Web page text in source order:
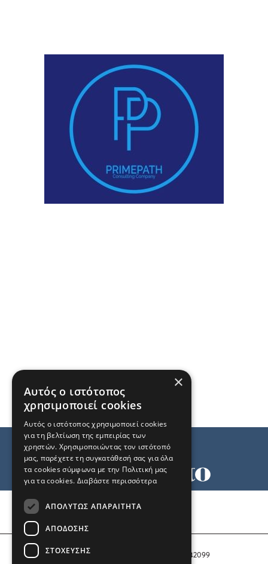
Αριθμός Πιστοποίησης Μ.Η.Τ. 242099
×
Αυτός ο ιστότοπος
χρησιμοποιεί cookies
Αυτός ο ιστότοπος χρησιμοποιεί cookies
για τη βελτίωση της εμπειρίας των
χρηστών. Χρησιμοποιώντας τον ιστότοπό
μας, παρέχετε τη συγκατάθεσή σας για όλα
τα cookies σύμφωνα με την Πολιτική μας
για τα cookies. Διαβάστε περισσότερα
ΑΠΟΛΎΤΩΣ ΑΠΑΡΑΊΤΗΤΑ
ΑΠΌΔΟΣΗΣ
ΣΤΌΧΕΥΣΗΣ